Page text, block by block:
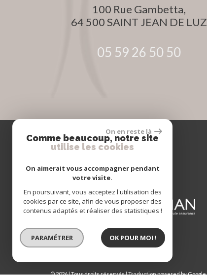
100 Rue Gambetta,
64 500SAINT JEAN DE LUZ
05 59 26 50 50
© 2026 | Tous droits réservés | Traduction powered by Google
On en reste là
Comme beaucoup, notre site
utilise les cookies
On aimerait vous accompagner pendant
votre visite.
En poursuivant, vous acceptez l'utilisation des
cookies par ce site, afin de vous proposer des
contenus adaptés et réaliser des statistiques !
PARAMÉTRER OK POUR MOI !